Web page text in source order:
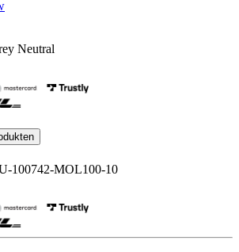
Neutral
100742-MOL100-10